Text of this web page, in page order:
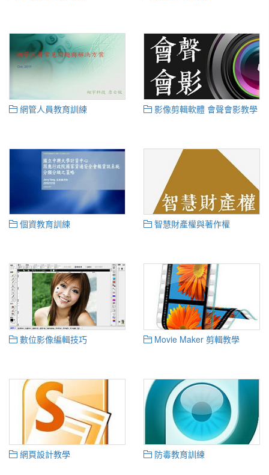
網管人員教育訓練 影像剪輯軟體 會聲會影教學
個資教育訓練 智慧財產權與著作權
數位影像編輯技巧 Movie Maker 剪輯教學
網頁設計教學 防毒教育訓練